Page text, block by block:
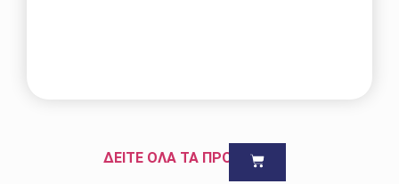
ΔΕΙΤΕ ΟΛΑ ΤΑ ΠΡΟΪΟΝΤΑ